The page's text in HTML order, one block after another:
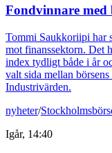
Fondvinnare
Tommi Saukkoriipi har
mot finanssektorn. Det
index tydligt både i år
valt sida mellan
Industrivärden.
nyheter/
Igår, 14:40